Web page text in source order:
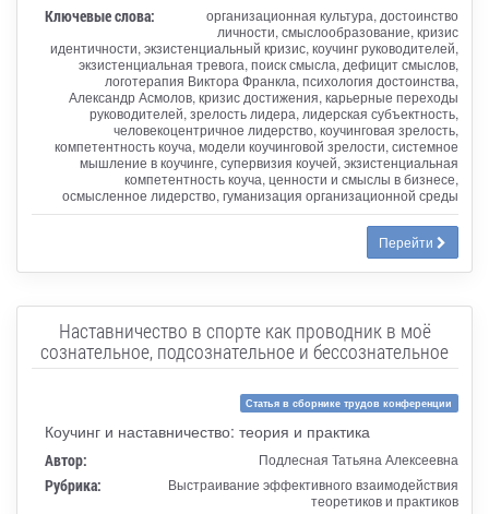
Ключевые слова:
организационная культура, достоинство
личности, смыслообразование, кризис
идентичности, экзистенциальный кризис, коучинг руководителей,
экзистенциальная тревога, поиск смысла, дефицит смыслов,
логотерапия Виктора Франкла, психология достоинства,
Александр Асмолов, кризис достижения, карьерные переходы
руководителей, зрелость лидера, лидерская субъектность,
человекоцентричное лидерство, коучинговая зрелость,
компетентность коуча, модели коучинговой зрелости, системное
мышление в коучинге, супервизия коучей, экзистенциальная
компетентность коуча, ценности и смыслы в бизнесе,
осмысленное лидерство, гуманизация организационной среды
Перейти
Наставничество в спорте как проводник в моё
сознательное, подсознательное и бессознательное
Статья в сборнике трудов конференции
Коучинг и наставничество: теория и практика
Автор: Подлесная Татьяна Алексеевна
Рубрика:
Выстраивание эффективного взаимодействия
теоретиков и практиков